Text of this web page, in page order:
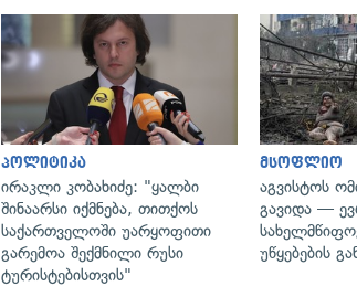
გადახედვა
პოლიტიკა
ირაკლი კობახიძე: "ყალბი
შინაარსი იქმნება, თითქოს
საქართველოში უარყოფითი
გარემოა შექმნილი რუსი
ტურისტებისთვის"
მსოფლიო
აგვისტოს
გავიდა —
უწყებების